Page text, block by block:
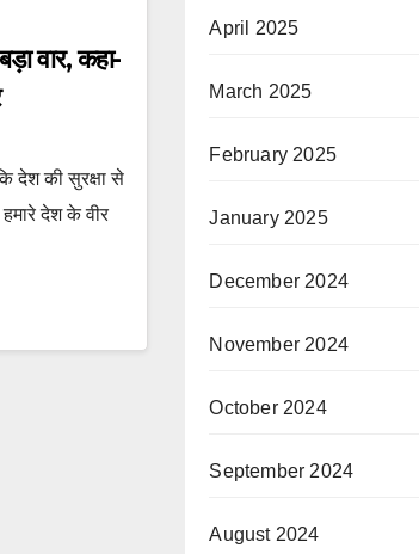
वार, कहा-
देश की सुरक्षा से
देश के वीर
April 2025
March 2025
February 2025
January 2025
December 2024
November 2024
October 2024
September 2024
August 2024